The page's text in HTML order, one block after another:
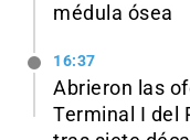
médula ósea
16:37
Abrieron las
Terminal I del